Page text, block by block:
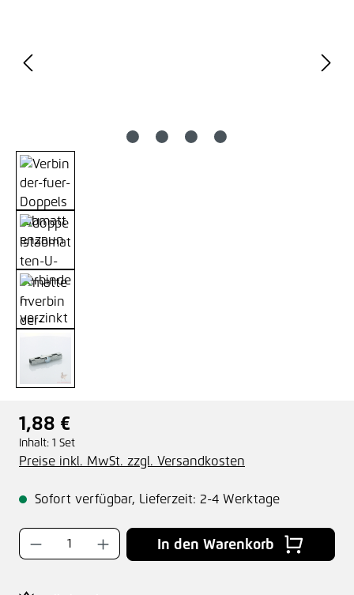
Regulärer Preis:
1,88 €
Inhalt: 1 Set
Preise inkl. MwSt. zzgl. Versandkosten
Sofort verfügbar, Lieferzeit: 2-4 Werktage
Produkt Anzahl: Gib den gewünschten
In den Warenkorb